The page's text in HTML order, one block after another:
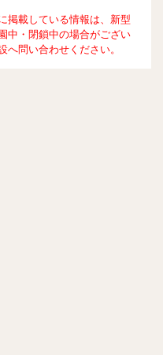
掲載している情報は、新型
中・閉鎖中の場合がござい
へ問い合わせください。